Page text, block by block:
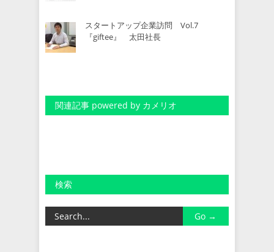
スタートアップ企業訪問 Vol.7
『giftee』 太田社長
関連記事 powered by カメリオ
検索